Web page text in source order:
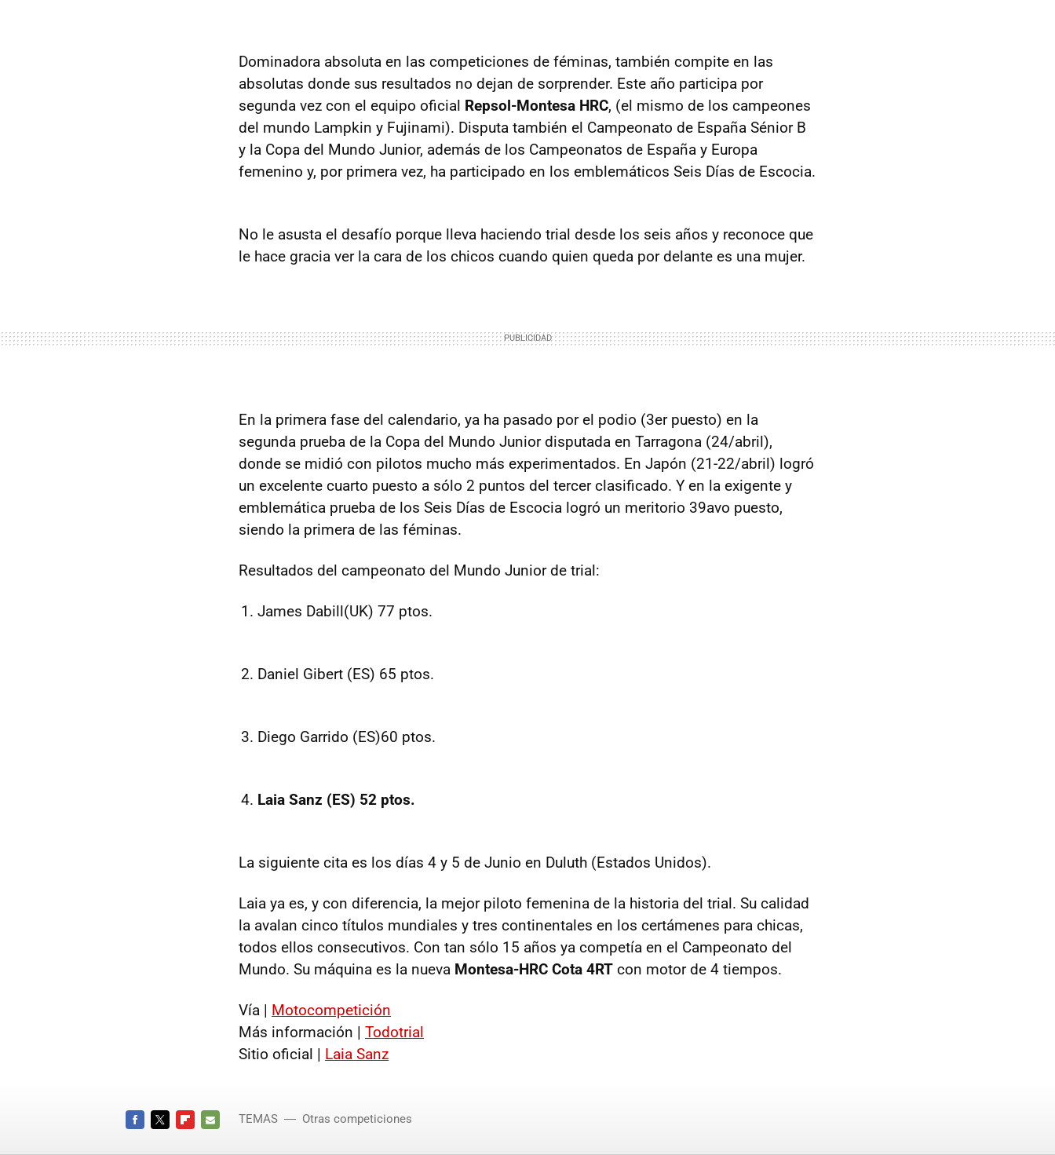
Dominadora absoluta en las competiciones de féminas, también compite en las
absolutas donde sus resultados no dejan de sorprender. Este año participa por
segunda vez con el equipo oficial Repsol-Montesa HRC, (el mismo de los campeones
del mundo Lampkin y Fujinami). Disputa también el Campeonato de España Sénior B
y la Copa del Mundo Junior, además de los Campeonatos de España y Europa
femenino y, por primera vez, ha participado en los emblemáticos Seis Días de Escocia.
No le asusta el desafío porque lleva haciendo trial desde los seis años y reconoce que
le hace gracia ver la cara de los chicos cuando quien queda por delante es una mujer.
En la primera fase del calendario, ya ha pasado por el podio (3er puesto) en la
segunda prueba de la Copa del Mundo Junior disputada en Tarragona (24/abril),
donde se midió con pilotos mucho más experimentados. En Japón (21-22/abril) logró
un excelente cuarto puesto a sólo 2 puntos del tercer clasificado. Y en la exigente y
emblemática prueba de los Seis Días de Escocia logró un meritorio 39avo puesto,
siendo la primera de las féminas.
Resultados del campeonato del Mundo Junior de trial:
James Dabill(UK) 77 ptos.
Daniel Gibert (ES) 65 ptos.
Diego Garrido (ES)60 ptos.
Laia Sanz (ES) 52 ptos.
La siguiente cita es los días 4 y 5 de Junio en Duluth (Estados Unidos).
Laia ya es, y con diferencia, la mejor piloto femenina de la historia del trial. Su calidad
la avalan cinco títulos mundiales y tres continentales en los certámenes para chicas,
todos ellos consecutivos. Con tan sólo 15 años ya competía en el Campeonato del
Mundo. Su máquina es la nueva Montesa-HRC Cota 4RT con motor de 4 tiempos.
Vía | Motocompetición
Más información | Todotrial
Sitio oficial | Laia Sanz
TEMAS Otras competiciones